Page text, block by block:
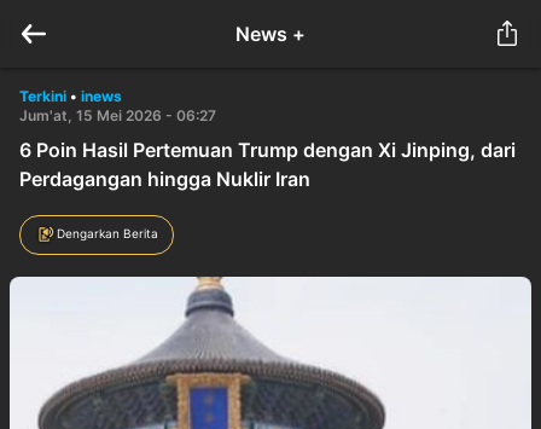
News +
Terkini • inews
Jum'at, 15 Mei 2026 - 06:27
6 Poin Hasil Pertemuan Trump dengan Xi Jinping, dari
Perdagangan hingga Nuklir Iran
Dengarkan Berita